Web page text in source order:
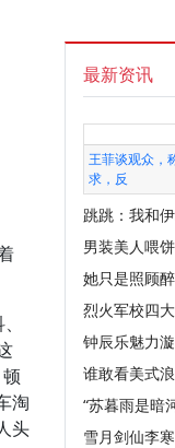
淘
头
最新资讯
王菲谈观众，
求，反
跳跳：我和
男装美人喂
她只是照顾
烈火军校四
钟辰乐魅力
谁敢看美式
“苏暮雨是暗
雪月剑仙李